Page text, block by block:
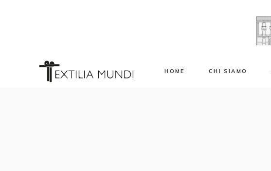
HOME CHI SIAMO